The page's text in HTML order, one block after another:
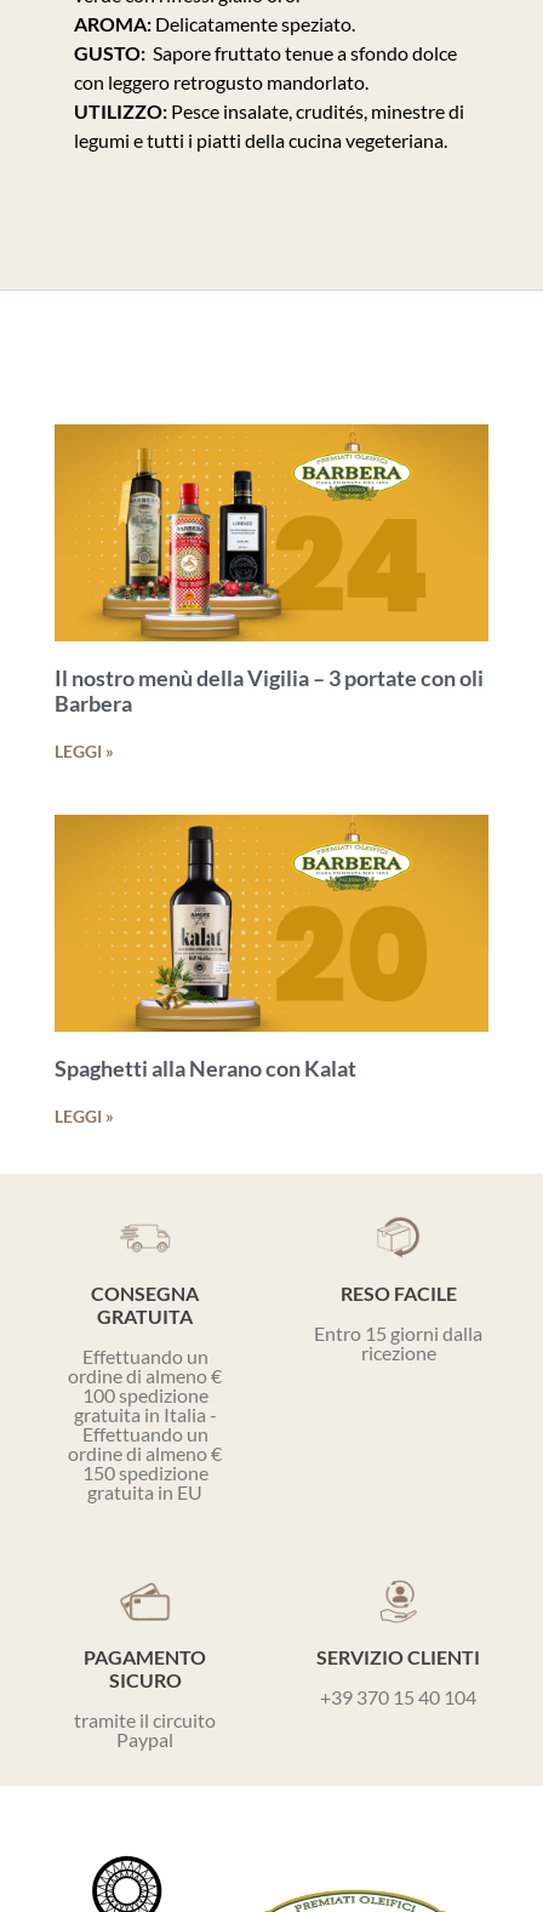
AROMA:Delicatamente speziato.
GUSTO:Sapore fruttato tenue a sfondo dolce
con leggero retrogusto mandorlato.
UTILIZZO:Pesce insalate, crudités, minestre di
legumi e tutti i piatti della cucina vegeteriana.
Il nostro menù della Vigilia – 3 portate con oli
Barbera
LEGGI »
Spaghetti alla Nerano con Kalat
LEGGI »
CONSEGNA
GRATUITA
Effettuando un
ordine di almeno €
100 spedizione
gratuita in Italia -
Effettuando un
ordine di almeno €
150 spedizione
gratuita in EU
RESO FACILE
Entro 15 giorni dalla
ricezione
PAGAMENTO
SICURO
tramite il circuito
Paypal
SERVIZIO CLIENTI
+39 370 15 40 104